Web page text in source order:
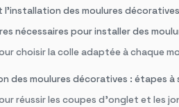
l’installation des moulures décoratives
nécessaires pour installer des
choisir la colle adaptée à chaque
des moulures décoratives : étapes à
réussir les coupes d’onglet et les